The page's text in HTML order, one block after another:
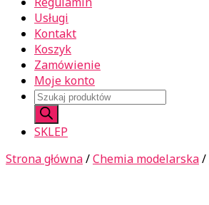
Usługi
Kontakt
Koszyk
Zamówienie
Moje konto
Wyszukiwarka
produktów
SKLEP
Strona główna/Chemia modelarska/